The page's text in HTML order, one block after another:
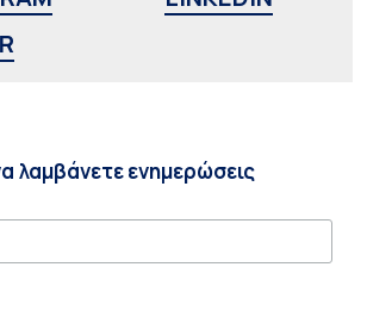
λαμβάνετε ενημερώσεις